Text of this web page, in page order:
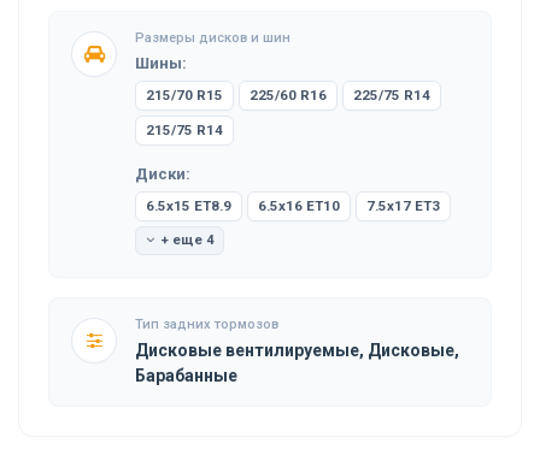
Размеры дисков и шин
Шины:
215/70 R15 225/60 R16 225/75 R14
215/75 R14
Диски:
6.5x15 ET8.9 6.5x16 ET10 7.5x17 ET3
+ еще 4
Тип задних тормозов
Дисковые вентилируемые, Дисковые,
Барабанные